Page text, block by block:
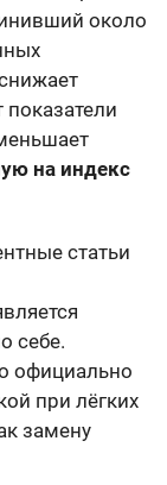
около
на индекс
статьи
себе.
официально
при лёгких
замену